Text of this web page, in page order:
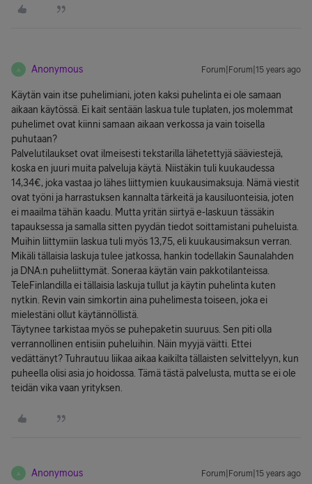
A Anonymous Forum|Forum|15 years ago
Käytän vain itse puhelimiani, joten kaksi puhelinta ei ole samaan
aikaan käytössä. Ei kait sentään laskua tule tuplaten, jos molemmat
puhelimet ovat kiinni samaan aikaan verkossa ja vain toisella
puhutaan?
Palvelutilaukset ovat ilmeisesti tekstarilla lähetettyjä sääviestejä,
koska en juuri muita palveluja käytä. Niistäkin tuli kuukaudessa
14,34€, joka vastaa jo lähes liittymien kuukausimaksuja. Nämä viestit
ovat työni ja harrastuksen kannalta tärkeitä ja kausiluonteisia, joten
ei maailma tähän kaadu. Mutta yritän siirtyä e-laskuun tässäkin
tapauksessa ja samalla sitten pyydän tiedot soittamistani puheluista.
Muihin liittymiin laskua tuli myös 13,75, eli kuukausimaksun verran.
Mikäli tällaisia laskuja tulee jatkossa, hankin todellakin Saunalahden
ja DNA:n puheliittymät. Soneraa käytän vain pakkotilanteissa.
TeleFinlandilla ei tällaisia laskuja tullut ja käytin puhelinta kuten
nytkin. Revin vain simkortin aina puhelimesta toiseen, joka ei
mielestäni ollut käytännöllistä.
Täytynee tarkistaa myös se puhepaketin suuruus. Sen piti olla
verrannollinen entisiin puheluihin. Näin myyjä väitti. Ettei
vedättänyt? Tuhrautuu liikaa aikaa kaikilta tällaisten selvittelyyn, kun
puheella olisi asia jo hoidossa. Tämä tästä palvelusta, mutta se ei ole
teidän vika vaan yrityksen.
A Anonymous Forum|Forum|15 years ago